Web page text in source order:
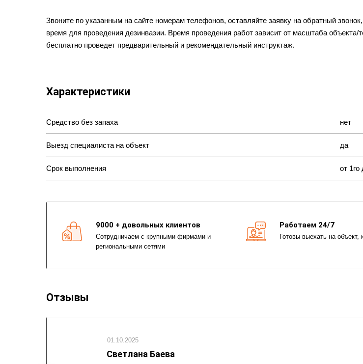
Звоните по указанным на сайте номерам телефонов, оставляйте заявку на обратный
время для проведения дезинвазии. Время проведения работ зависит от масштаба объекта/
бесплатно проведет предварительный и рекомендательный инструктаж.
Характеристики
Средство без запаха нет
Выезд специалиста на объект да
Срок выполнения от 1го
9000 + довольных клиентов
Сотрудничаем с крупными фирмами и
региональными сетями
Работаем 24/7
Готовы выехать на объект,
Отзывы
01.10.2025
Светлана Баева